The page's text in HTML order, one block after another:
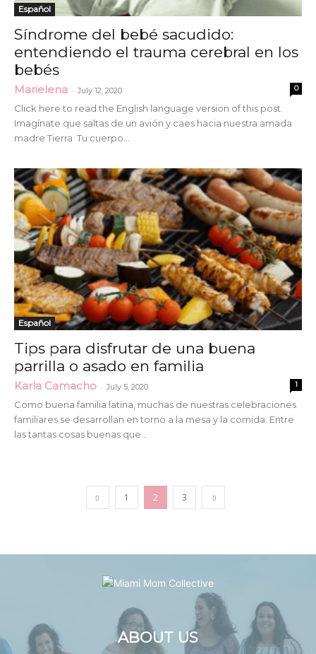
Español
Síndrome del bebé sacudido:
entendiendo el trauma cerebral en los
bebés
Marielena - July 12, 2020 0
Click here to read the English language version of this post.
Imagínate que saltas de un avión y caes hacia nuestra amada
madre Tierra Tu cuerpo...
Español
Tips para disfrutar de una buena
parrilla o asado en familia
Karla Camacho - July 5, 2020 1
Como buena familia latina, muchas de nuestras celebraciones
familiares se desarrollan en torno a la mesa y la comida. Entre
las tantas cosas buenas que...
1 2 3
ABOUT US